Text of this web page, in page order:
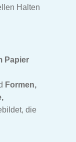
Halten
Papier
Formen,
die